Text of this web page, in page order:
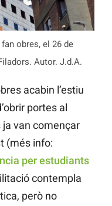
obres, el 26 de
Autor. J.d.A.
acabin l’estiu
portes al
van començar
(més info:
per estudiants
contempla
però no